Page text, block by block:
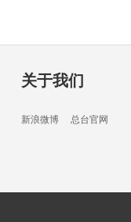
关于我们
新浪微博 总台官网